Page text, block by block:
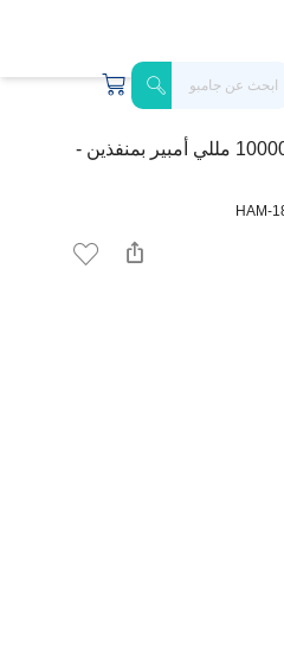
هاما LED10 باور بنك 10000 مللي أمبير بمنفذين -